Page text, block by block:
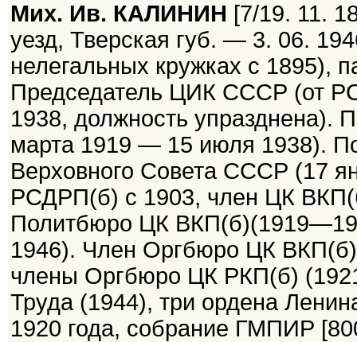
Мих. Ив. КАЛИНИН [7/19. 11.
уезд, Тверская губ. — 3. 06.
нелегальных кружках с 1895),
Председатель ЦИК СССР (от
1938, должность упразднена).
марта 1919 — 15 июля 1938).
Верховного Совета СССР (17
РСДРП(б) с 1903, член ЦК
Политбюро ЦК
1946). Член Оргбюро ЦК
члены Оргбюро ЦК РКП(б)
Труда (1944), три ордена
1920 года, собрание ГМПИР